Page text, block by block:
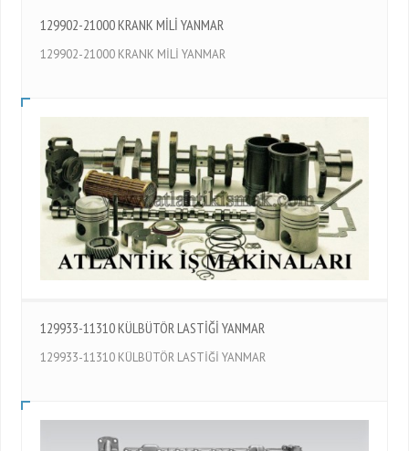
129902-21000 KRANK MİLİ YANMAR
129902-21000 KRANK MİLİ YANMAR
129933-11310 KÜLBÜTÖR LASTİĞİ YANMAR
129933-11310 KÜLBÜTÖR LASTİĞİ YANMAR